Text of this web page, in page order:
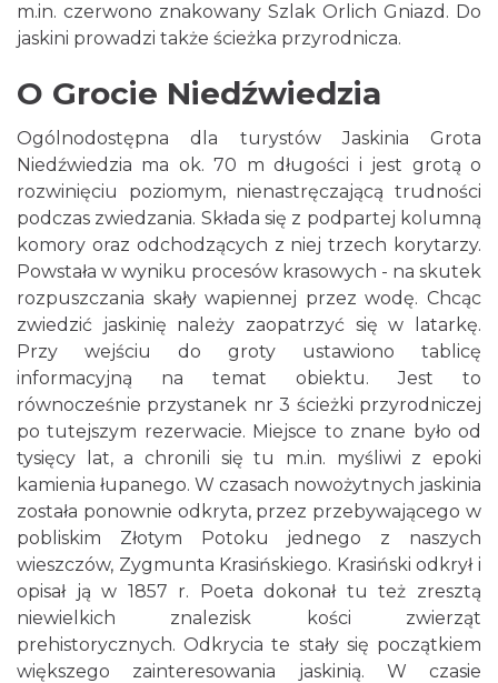
m.in. czerwono znakowany Szlak Orlich Gniazd. Do
jaskini prowadzi także ścieżka przyrodnicza.
O Grocie Niedźwiedzia
Ogólnodostępna dla turystów Jaskinia Grota
Niedźwiedzia ma ok. 70 m długości i jest grotą o
rozwinięciu poziomym, nienastręczającą trudności
podczas zwiedzania. Składa się z podpartej kolumną
komory oraz odchodzących z niej trzech korytarzy.
Powstała w wyniku procesów krasowych - na skutek
rozpuszczania skały wapiennej przez wodę. Chcąc
zwiedzić jaskinię należy zaopatrzyć się w latarkę.
Przy wejściu do groty ustawiono tablicę
informacyjną na temat obiektu. Jest to
równocześnie przystanek nr 3 ścieżki przyrodniczej
po tutejszym rezerwacie. Miejsce to znane było od
tysięcy lat, a chronili się tu m.in. myśliwi z epoki
kamienia łupanego. W czasach nowożytnych jaskinia
została ponownie odkryta, przez przebywającego w
pobliskim Złotym Potoku jednego z naszych
wieszczów, Zygmunta Krasińskiego. Krasiński odkrył i
opisał ją w 1857 r. Poeta dokonał tu też zresztą
niewielkich znalezisk kości zwierząt
prehistorycznych. Odkrycia te stały się początkiem
większego zainteresowania jaskinią. W czasie